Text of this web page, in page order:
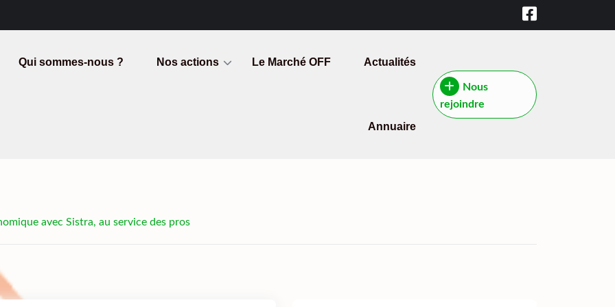
Qui sommes-nous ? Nos actions Le Marché OFF Actualités
Annuaire
Nous
rejoindre
avec Sistra, au service des pros